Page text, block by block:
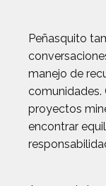
Peñasquito
manejo de
comunidades.
proyectos
encontrar